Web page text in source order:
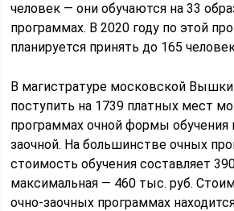
человек — они обучаются на 33
программах. В 2020 году по этой
планируется принять до 165
В магистратуре московской Вышки
поступить на 1739 платных мест
программах очной формы обучения
заочной. На большинстве очных
стоимость обучения составляет
максимальная — 460 тыс. руб.
очно-заочных программах